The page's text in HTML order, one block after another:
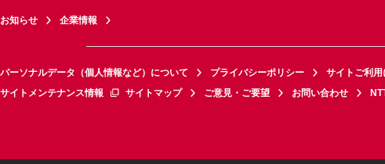
お知らせ 企業情報
パーソナルデータ（個人情報など）について プライバシーポリシー サイトご利用
サイトメンテナンス情報
サイトマップ ご意見・ご要望 お問い合わせ